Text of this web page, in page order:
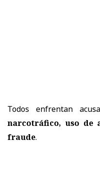
Todos enfrentan
narcotráfico, uso de
fraude.